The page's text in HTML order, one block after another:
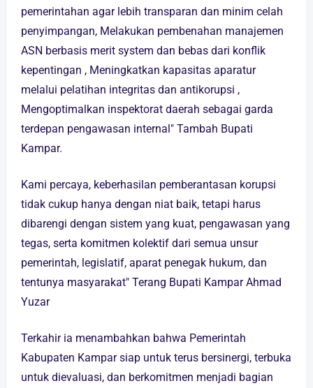
pemerintahan agar lebih transparan dan minim celah
penyimpangan, Melakukan pembenahan manajemen
ASN berbasis merit system dan bebas dari konflik
kepentingan , Meningkatkan kapasitas aparatur
melalui pelatihan integritas dan antikorupsi ,
Mengoptimalkan inspektorat daerah sebagai garda
terdepan pengawasan internal" Tambah Bupati
Kampar.
Kami percaya, keberhasilan pemberantasan korupsi
tidak cukup hanya dengan niat baik, tetapi harus
dibarengi dengan sistem yang kuat, pengawasan yang
tegas, serta komitmen kolektif dari semua unsur
pemerintah, legislatif, aparat penegak hukum, dan
tentunya masyarakat" Terang Bupati Kampar Ahmad
Yuzar
Terkahir ia menambahkan bahwa Pemerintah
Kabupaten Kampar siap untuk terus bersinergi, terbuka
untuk dievaluasi, dan berkomitmen menjadi bagian